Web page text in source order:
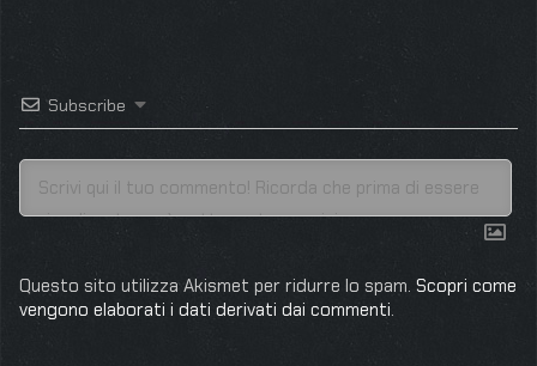
Subscribe
Questo sito utilizza Akismet per ridurre lo spam. Scopri come
vengono elaborati i dati derivati dai commenti.